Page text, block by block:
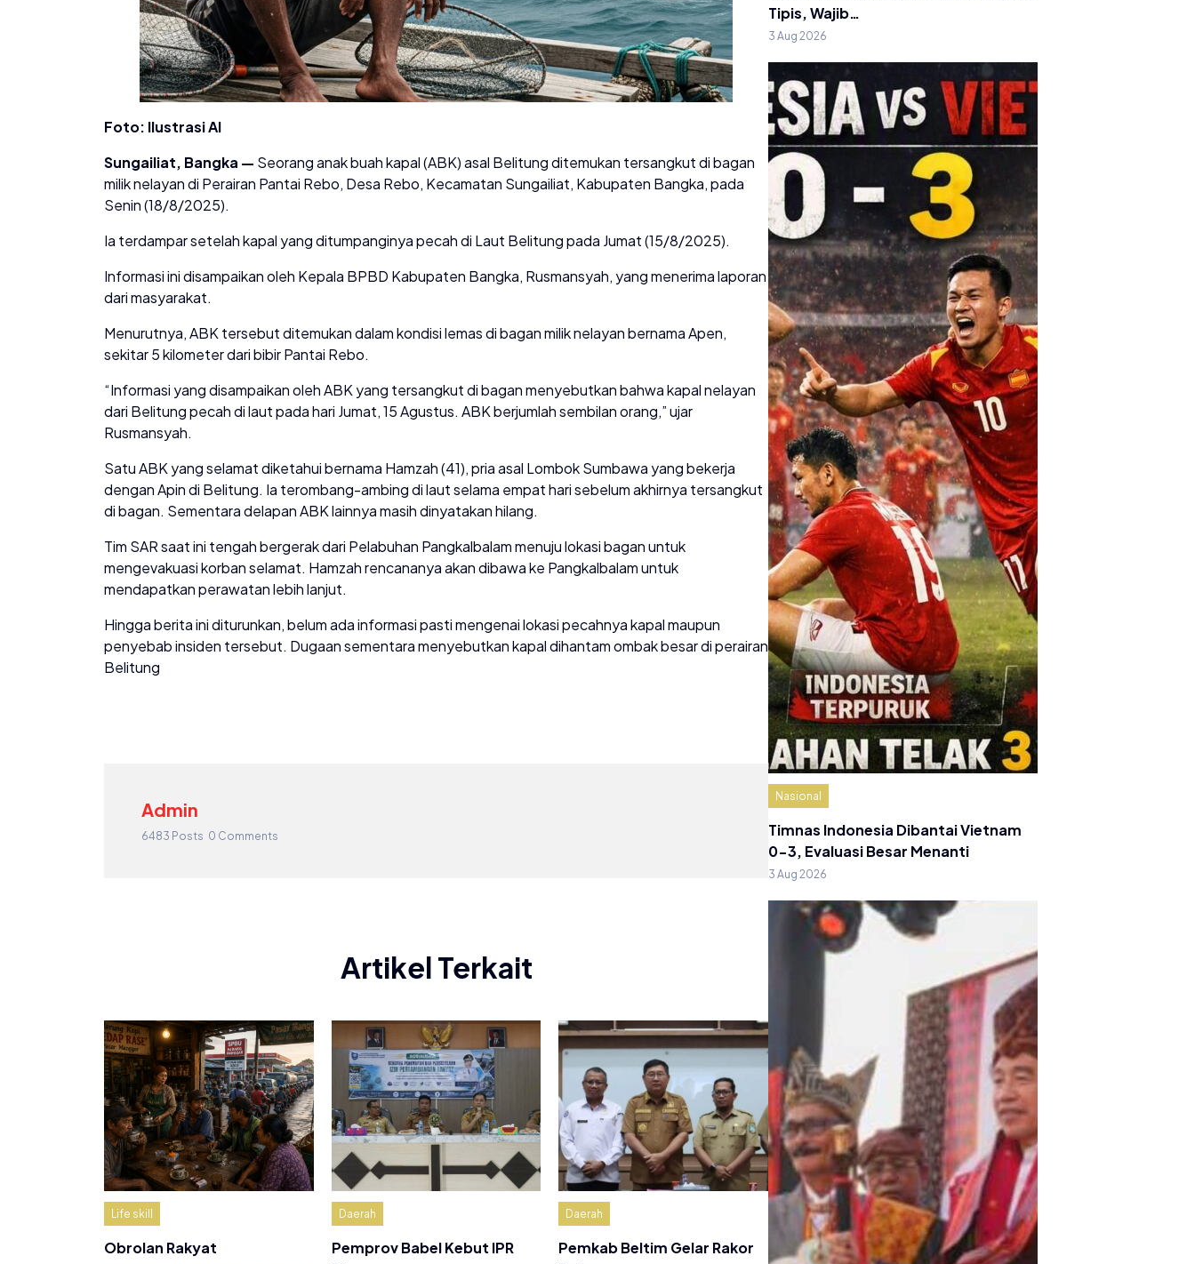
Foto: Ilustrasi AI
Sungailiat, Bangka — Seorang anak buah kapal (ABK) asal Belitung ditemukan tersangkut di bagan
milik nelayan di Perairan Pantai Rebo, Desa Rebo, Kecamatan Sungailiat, Kabupaten Bangka, pada
Senin (18/8/2025).
Ia terdampar setelah kapal yang ditumpanginya pecah di Laut Belitung pada Jumat (15/8/2025).
Informasi ini disampaikan oleh Kepala BPBD Kabupaten Bangka, Rusmansyah, yang menerima laporan
dari masyarakat.
Menurutnya, ABK tersebut ditemukan dalam kondisi lemas di bagan milik nelayan bernama Apen,
sekitar 5 kilometer dari bibir Pantai Rebo.
“Informasi yang disampaikan oleh ABK yang tersangkut di bagan menyebutkan bahwa kapal nelayan
dari Belitung pecah di laut pada hari Jumat, 15 Agustus. ABK berjumlah sembilan orang,” ujar
Rusmansyah.
Satu ABK yang selamat diketahui bernama Hamzah (41), pria asal Lombok Sumbawa yang bekerja
dengan Apin di Belitung. Ia terombang-ambing di laut selama empat hari sebelum akhirnya tersangkut
di bagan. Sementara delapan ABK lainnya masih dinyatakan hilang.
Tim SAR saat ini tengah bergerak dari Pelabuhan Pangkalbalam menuju lokasi bagan untuk
mengevakuasi korban selamat. Hamzah rencananya akan dibawa ke Pangkalbalam untuk
mendapatkan perawatan lebih lanjut.
Hingga berita ini diturunkan, belum ada informasi pasti mengenai lokasi pecahnya kapal maupun
penyebab insiden tersebut. Dugaan sementara menyebutkan kapal dihantam ombak besar di perairan
Belitung
Admin
6483 Posts 0 Comments
Artikel Terkait
Life skill
Obrolan Rakyat
Daerah
Pemprov Babel Kebut IPR
Daerah
Pemkab Beltim Gelar Rakor
Tipis, Wajib…
3 Aug 2026
Nasional
Timnas Indonesia Dibantai Vietnam
0-3, Evaluasi Besar Menanti
3 Aug 2026